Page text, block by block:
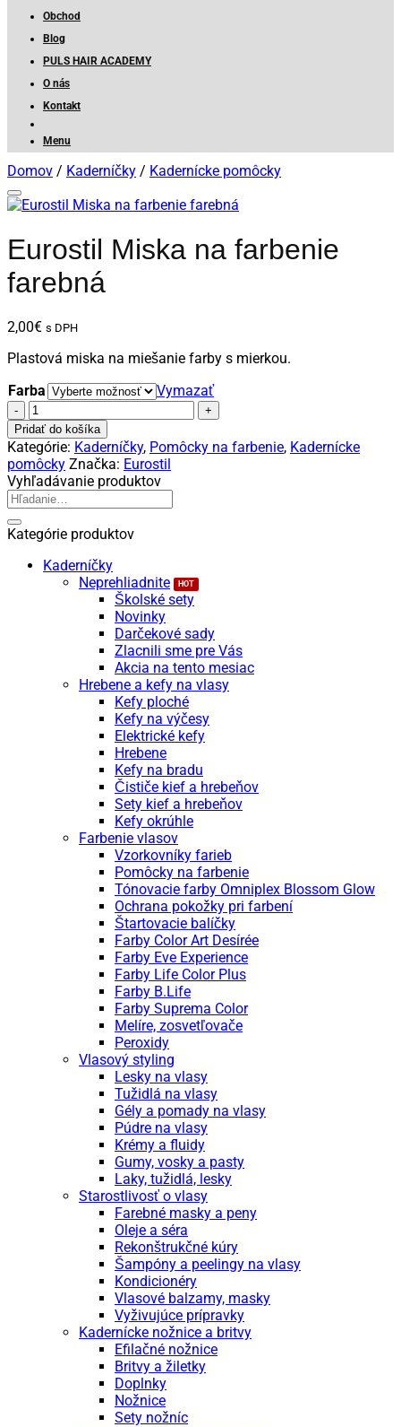
Obchod
Blog
PULS HAIR ACADEMY
O nás
Kontakt
Menu
Domov / Kaderníčky / Kadernícke pomôcky
Eurostil Miska na farbenie
farebná
2,00€ s DPH
Plastová miska na miešanie farby s mierkou.
Farba
Vymazať
množstvo
Eurostil
Miska
na
farbenie
farebná
Pridať do košíka
Kategórie: Kaderníčky, Pomôcky na farbenie, Kadernícke
pomôcky Značka: Eurostil
Vyhľadávanie produktov
Hľadať:
Kategórie produktov
Kaderníčky
Neprehliadnite
Školské sety
Novinky
Darčekové sady
Zlacnili sme pre Vás
Akcia na tento mesiac
Hrebene a kefy na vlasy
Kefy ploché
Kefy na výčesy
Elektrické kefy
Hrebene
Kefy na bradu
Čističe kief a hrebeňov
Sety kief a hrebeňov
Kefy okrúhle
Farbenie vlasov
Vzorkovníky farieb
Pomôcky na farbenie
Tónovacie farby Omniplex Blossom Glow
Ochrana pokožky pri farbení
Štartovacie balíčky
Farby Color Art Desírée
Farby Eve Experience
Farby Life Color Plus
Farby B.Life
Farby Suprema Color
Melíre, zosvetľovače
Peroxidy
Vlasový styling
Lesky na vlasy
Tužidlá na vlasy
Gély a pomady na vlasy
Púdre na vlasy
Krémy a fluidy
Gumy, vosky a pasty
Laky, tužidlá, lesky
Starostlivosť o vlasy
Farebné masky a peny
Oleje a séra
Rekonštrukčné kúry
Šampóny a peelingy na vlasy
Kondicionéry
Vlasové balzamy, masky
Vyživujúce prípravky
Kadernícke nožnice a britvy
Efilačné nožnice
Britvy a žiletky
Doplnky
Nožnice
Sety nožníc